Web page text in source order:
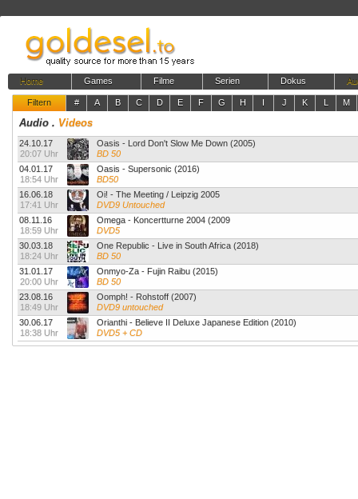
Home Games Filme Serien Dokus
Filtern # A B C D E F G H I J K L M
Audio . Videos
24.10.17
20:07 Uhr
Oasis - Lord Don't Slow Me Down (2005)
BD 50
04.01.17
18:54 Uhr
Oasis - Supersonic (2016)
BD50
16.06.18
17:41 Uhr
Oi! - The Meeting / Leipzig 2005
DVD9 Untouched
08.11.16
18:59 Uhr
Omega - Koncertturne 2004 (2009
DVD5
30.03.18
18:24 Uhr
One Republic - Live in South Africa (2018)
BD 50
31.01.17
20:00 Uhr
Onmyo-Za - Fujin Raibu (2015)
BD 50
23.08.16
18:49 Uhr
Oomph! - Rohstoff (2007)
DVD9 untouched
30.06.17
18:38 Uhr
Orianthi - Believe II Deluxe Japanese Edition (2010)
DVD5 + CD